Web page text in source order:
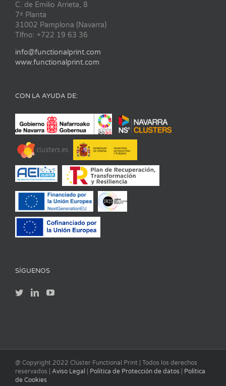
C. de Emilio Arrieta, 8
7ª Planta
31002 Pamplona (Navarra)
Tlfno: +722 19 63 36
info@functionalprint.com
www.functionalprint.com
CON LA AYUDA DE:
SÍGUENOS
@ Copyright 2022 Clúster Functional Print | Todos los derechos
reservados | Aviso Legal Política de Protección de datos
Política
de Cookies